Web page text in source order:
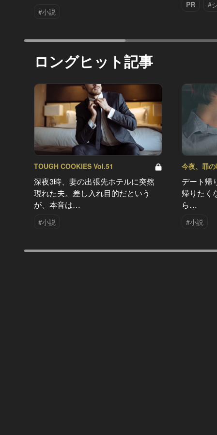
#小説
PR #
ロングヒット記事
TOUGH COOKIES Vol.51
深夜3時、妻の出張先ホテルに突然
現れた夫。差し入れ目的だという
が、本音は…
#小説
今夜、罪
デート帰
帰りたく
ら…
#小説